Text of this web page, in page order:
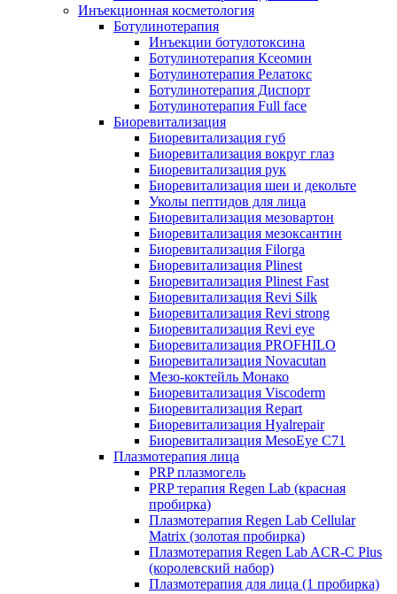
Инъекционная косметология
Ботулинотерапия
Инъекции ботулотоксина
Ботулинотерапия Ксеомин
Ботулинотерапия Релатокс
Ботулинотерапия Диспорт
Ботулинотерапия Full face
Биоревитализация
Биоревитализация губ
Биоревитализация вокруг глаз
Биоревитализация рук
Биоревитализация шеи и декольте
Уколы пептидов для лица
Биоревитализация мезовартон
Биоревитализация мезоксантин
Биоревитализация Filorga
Биоревитализация Plinest
Биоревитализация Plinest Fast
Биоревитализация Revi Silk
Биоревитализация Revi strong
Биоревитализация Revi eye
Биоревитализация PROFHILO
Биоревитализация Novacutan
Мезо-коктейль Монако
Биоревитализация Viscoderm
Биоревитализация Repart
Биоревитализация Hyalrepair
Биоревитализация MesoEye C71
Плазмотерапия лица
PRP плазмогель
PRP терапия Regen Lab (красная
пробирка)
Плазмотерапия Regen Lab Cellular
Matrix (золотая пробирка)
Плазмотерапия Regen Lab ACR-C Plus
(королевский набор)
Плазмотерапия для лица (1 пробирка)